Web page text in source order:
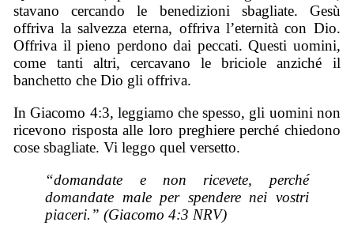
stavano cercando le benedizioni sbagliate. Gesù
offriva la salvezza eterna, offriva l’eternità con Dio.
Offriva il pieno perdono dai peccati. Questi uomini,
come tanti altri, cercavano le briciole anziché il
banchetto che Dio gli offriva.
In Giacomo 4:3, leggiamo che spesso, gli uomini non
ricevono risposta alle loro preghiere perché chiedono
cose sbagliate. Vi leggo quel versetto.
“domandate e non ricevete, perché
domandate male per spendere nei vostri
piaceri.” (Giacomo 4:3 NRV)